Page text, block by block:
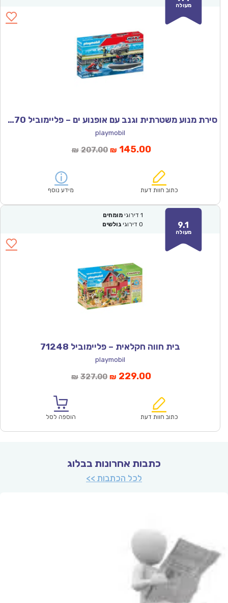
מעולה
סירת מנוע משטרתית וגנב עם אופנוע ים – פליימוביל 71570
playmobil
₪ 207.00המחיר
₪207.00.
₪ 145.00המחיר
הוא:
כתוב חוות דעת מידע נוסף
9.1
מעולה
1 דירוגי מומחים
0 דירוגי גולשים
בית חווה חקלאית – פליימוביל 71248
playmobil
₪ 327.00המחיר
₪327.00.
₪ 229.00המחיר
הוא:
כתוב חוות דעת הוספה לסל
כתבות אחרונות בבלוג
לכל הכתבות >>